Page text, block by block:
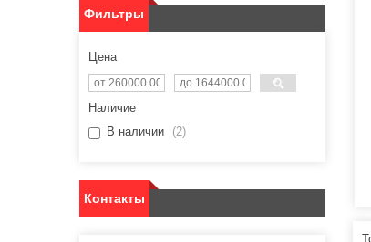
Фильтры
Цена
Наличие
В наличии
2
Контакты